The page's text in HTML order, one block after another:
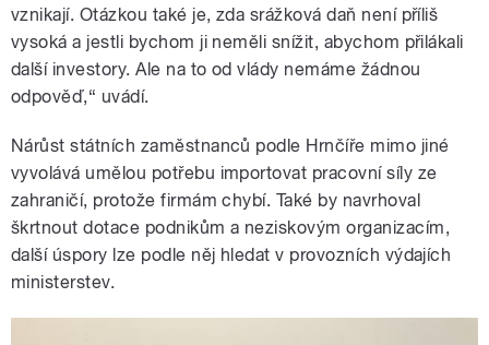
vznikají. Otázkou také je, zda srážková daň není příliš
vysoká a jestli bychom ji neměli snížit, abychom přilákali
další investory. Ale na to od vlády nemáme žádnou
odpověď,“ uvádí.
Nárůst státních zaměstnanců podle Hrnčíře mimo jiné
vyvolává umělou potřebu importovat pracovní síly ze
zahraničí, protože firmám chybí. Také by navrhoval
škrtnout dotace podnikům a neziskovým organizacím,
další úspory lze podle něj hledat v provozních výdajích
ministerstev.